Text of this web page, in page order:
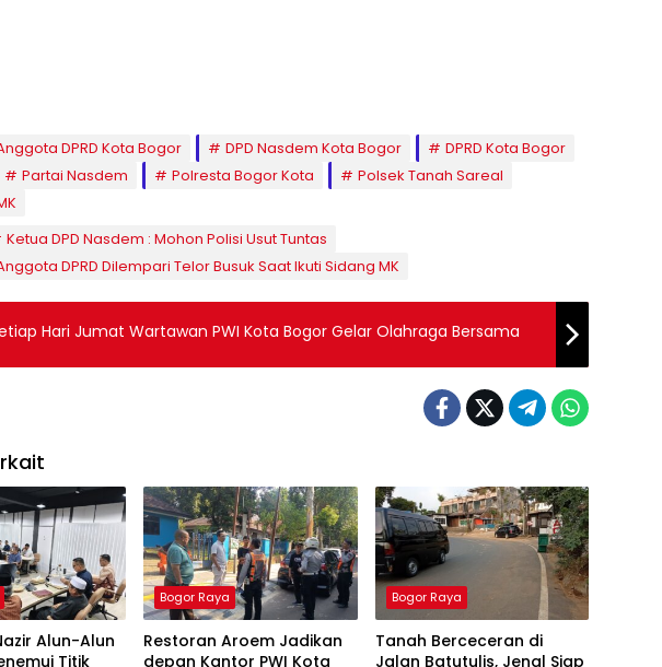
DPRD Kota Bogor DPD Nasdem Kota Bogor
DPRD Kota Bogor
Partai Nasdem Polresta Bogor Kota
Polsek Tanah Sareal
Ketua DPD Nasdem : Mohon Polisi Usut Tuntas
DPRD Dilempari Telor Busuk Saat Ikuti Sidang MK
Hari Jumat Wartawan PWI Kota Bogor Gelar Olahraga Bersama
Alun-Alun
Titik
Bogor Raya
Restoran Aroem Jadikan
depan Kantor PWI Kota
Bogor Raya
Tanah Berceceran di
Jalan Batutulis, Jenal Siap